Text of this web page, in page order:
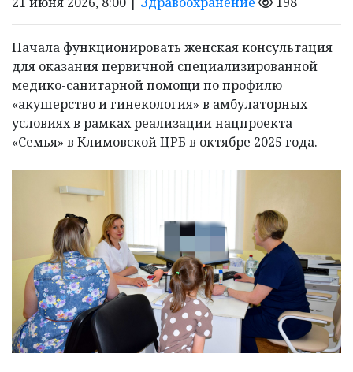
Начала функционировать женская консультация
для оказания первичной специализированной
медико-санитарной помощи по профилю
«акушерство и гинекология» в амбулаторных
условиях в рамках реализации нацпроекта
«Семья» в Климовской ЦРБ в октябре 2025 года.